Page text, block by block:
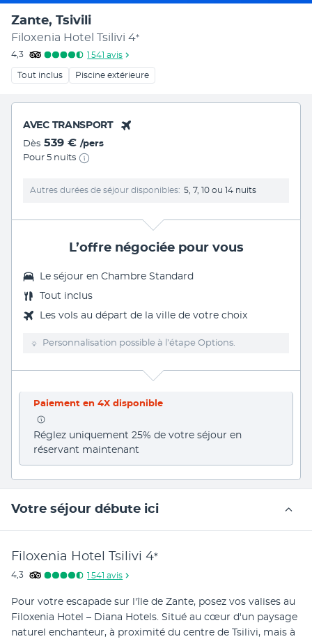
Zante, Tsivili
Filoxenia Hotel Tsilivi 4*
4,3 1 541 avis
Tout inclus Piscine extérieure
AVEC TRANSPORT
Dès 539 € /pers
Pour 5 nuits
Autres durées de séjour disponibles 5, 7, 10 ou 14 nuits
L’offre négociée pour vous
Le séjour en Chambre Standard
Tout inclus
Les vols au départ de la ville de votre choix
Personnalisation possible à l’étape Options.
Paiement en 4X disponible
Réglez uniquement 25% de votre séjour en
réservant maintenant
Votre séjour débute ici
Filoxenia Hotel Tsilivi 4*
4,3 1 541 avis
Pour votre escapade sur l'île de Zante, posez vos valises au
Filoxenia Hotel – Diana Hotels. Situé au cœur d'un paysage
naturel enchanteur, à proximité du centre de Tsilivi, mais à